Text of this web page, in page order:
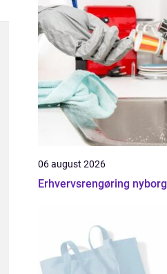
06 august 2026
Erhvervsrengøring nyborg